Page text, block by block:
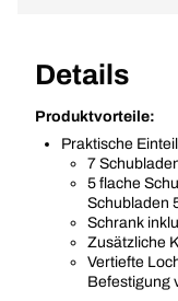
Details
Produktvorteile:
Praktische
7
5 flache
Schubladen
Schrank
Zusätzliche
Vertiefte
Befestigung